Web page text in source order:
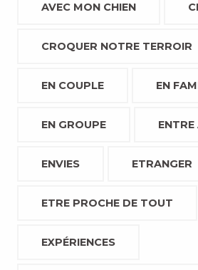
AVEC MON CHIEN
CROQUER NOTRE TERROIR
EN COUPLE EN
EN GROUPE
ENVIES ETRANGER
ETRE PROCHE DE TOUT
EXPÉRIENCES